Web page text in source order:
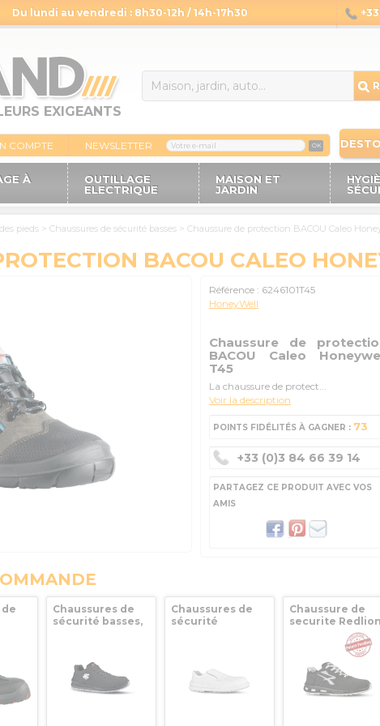
Du lundi au vendredi : 8h30-12h / 14h-17h30
EXIGEANTS
COMPTE NEWSLETTER OK
À
OUTILLAGE
ELECTRIQUE
MAISON ET
JARDIN
pieds > Chaussures de sécurité basses > Chaussure de protection BACOU Caleo
BACOU CALEO
Référence : 6246101T45
HoneyWell
Chaussure de
BACOU Caleo
T45
La chaussure de protect...
Voir la description
POINTS FIDÉLITÉS À GAGNER : 73
+33 (0)3 84 66 39 14
PARTAGEZ CE PRODUIT AVEC VOS
AMIS
de
Chaussures de
sécurité basses,
Chaussures de
sécurité
UPOWER
Chaussure de
securite
IMPERIUS S3 SRC
T36 UPOWER